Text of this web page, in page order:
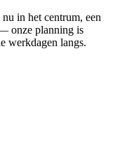
in het centrum, een
onze planning is
werkdagen langs.